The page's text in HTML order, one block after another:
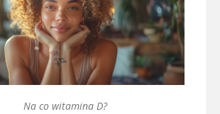
Na co witamina D?